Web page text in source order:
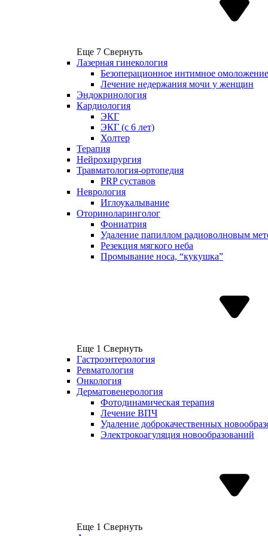
Еще 7 Свернуть
Лазерная гинекология
Безоперационное интимное омоложение
Лечение недержания мочи у женщин
Эндокринология
Кардиология
ЭКГ
ЭКГ (с 6 лет)
Холтер
Терапия
Нейрохирургия
Травматология-ортопедия
PRP суставов
Неврология
Иглоукалывание
Оториноларинголог
Фониатрия
Удаление папиллом радиоволновым
Резекция мягкого неба
Промывание носа, “кукушка”
Еще 1 Свернуть
Гастроэнтерология
Ревматология
Онкология
Дерматовенерология
Фотодинамическая терапия
Лечение ВПЧ
Удаление доброкачественных
Электрокоагуляция новообразований
Еще 1 Свернуть